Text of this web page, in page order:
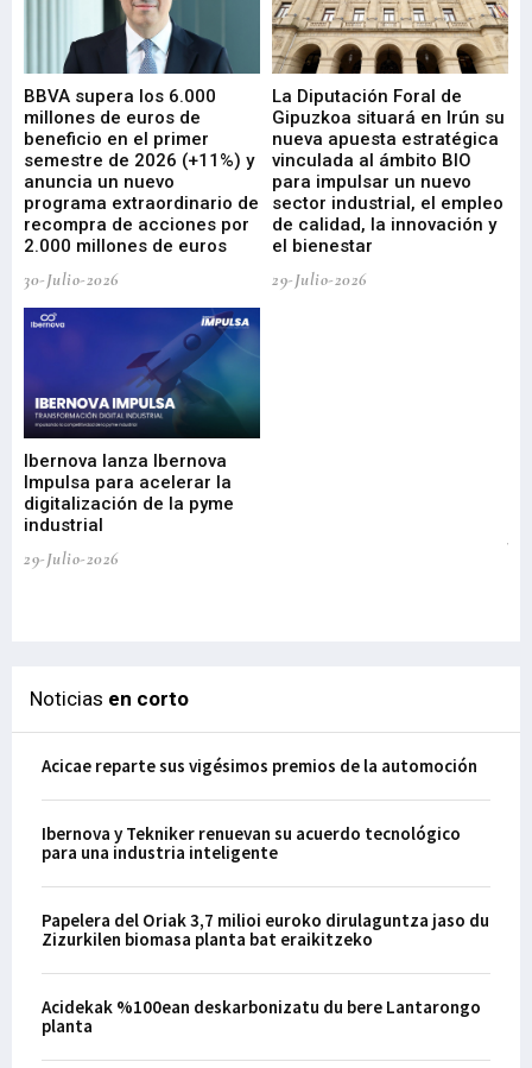
BBVA supera los 6.000
millones de euros de
beneficio en el primer
semestre de 2026 (+11%) y
anuncia un nuevo
programa extraordinario de
recompra de acciones por
2.000 millones de euros
30-Julio-2026
La Diputación Foral de
Gipuzkoa situará en Irún su
nueva apuesta estratégica
vinculada al ámbito BIO
para impulsar un nuevo
sector industrial, el empleo
de calidad, la innovación y
el bienestar
29-Julio-2026
Ibernova lanza Ibernova
Impulsa para acelerar la
digitalización de la pyme
industrial
29-Julio-2026
Noticias en corto
Acicae reparte sus vigésimos premios de la automoción
Ibernova y Tekniker renuevan su acuerdo tecnológico
para una industria inteligente
Papelera del Oriak 3,7 milioi euroko dirulaguntza jaso du
Zizurkilen biomasa planta bat eraikitzeko
Acidekak %100ean deskarbonizatu du bere Lantarongo
planta